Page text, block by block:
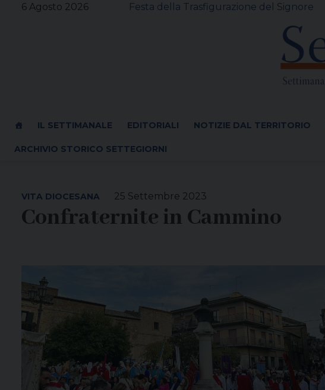
6 Agosto 2026 Festa della Trasfigurazione del Signore
IL SETTIMANALE EDITORIALI NOTIZIE DAL TERRITORIO
ARCHIVIO STORICO SETTEGIORNI
25 Settembre 2023
VITA DIOCESANA
Confraternite in Cammino